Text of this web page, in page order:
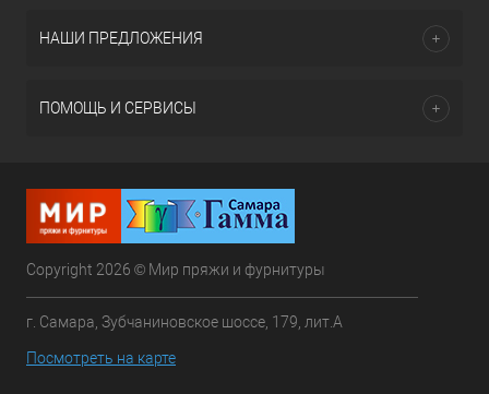
НАШИ ПРЕДЛОЖЕНИЯ
ПОМОЩЬ И СЕРВИСЫ
Copyright 2026 © Мир пряжи и фурнитуры
г. Самара, Зубчаниновское шоссе, 179, лит.А
Посмотреть на карте